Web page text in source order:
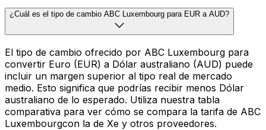
¿Cuál es el tipo de cambio ABC Luxembourg para EUR a AUD?
El tipo de cambio ofrecido por ABC Luxembourg para
convertir Euro (EUR) a Dólar australiano (AUD) puede
incluir un margen superior al tipo real de mercado
medio. Esto significa que podrías recibir menos Dólar
australiano de lo esperado. Utiliza nuestra tabla
comparativa para ver cómo se compara la tarifa de ABC
Luxembourgcon la de Xe y otros proveedores.